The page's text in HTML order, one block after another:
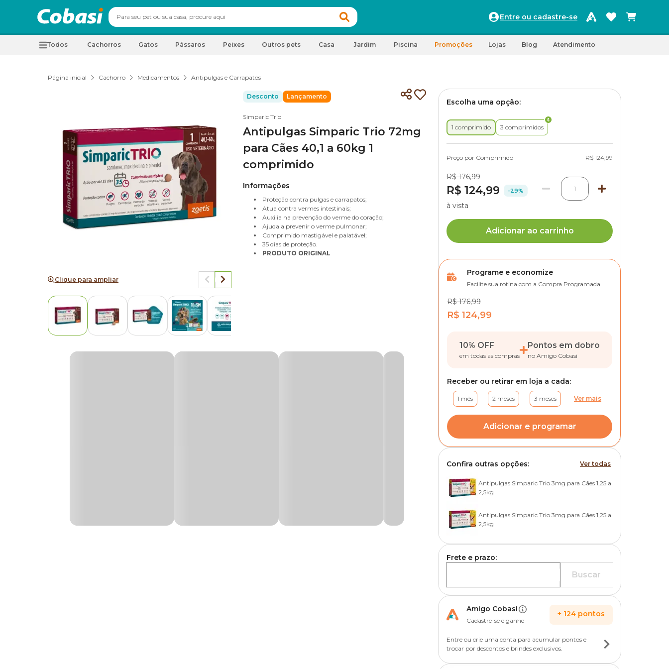
Entre ou cadastre-se
Todos Cachorros Gatos Pássaros Peixes Outros pets Casa Jardim Piscina Promoções Lojas Blog Atendimento
Página inicial Cachorro Medicamentos Antipulgas e Carrapatos
Clique para ampliar
Desconto Lançamento
Simparic Trio
Antipulgas Simparic Trio 72mg
para Cães 40,1 a 60kg 1
comprimido
Informações
Proteção contra pulgas e carrapatos;
Atua contra vermes intestinais;
Auxilia na prevenção do verme do coração;
Ajuda a prevenir o verme pulmonar;
Comprimido mastigável e palatável;
35 dias de proteção.
PRODUTO ORIGINAL
Escolha uma opção:
1 comprimido 3 comprimidos
Preço por Comprimido R$ 124,99
R$ 176,99
R$ 124,99 -29% 1
à vista
Adicionar ao carrinho
Programe e economize
Facilite sua rotina com a Compra Programada
R$ 176,99
R$ 124,99
10% OFF
em todas as compras
Pontos em dobro
no Amigo Cobasi
Receber ou retirar em loja a cada:
1 mês 2 meses 3 meses Ver mais
Adicionar e programar
Confira outras opções: Ver todas
Antipulgas Simparic Trio 3mg para Cães 1,25 a
2,5kg
Antipulgas Simparic Trio 3mg para Cães 1,25 a
2,5kg
Frete e prazo:
Buscar
Amigo Cobasi
Cadastre-se e ganhe
+ 124 pontos
Entre ou crie uma conta para acumular pontos e
trocar por descontos e brindes exclusivos.